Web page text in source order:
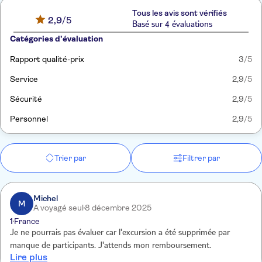
2,9/5
Tous les avis sont vérifiés
Basé sur 4 évaluations
Catégories d'évaluation
Rapport qualité-prix 3/5
Service 2,9/5
Sécurité 2,9/5
Personnel 2,9/5
Trier par Filtrer par
M
Michel
A voyagé seul 8 décembre 2025
1 France
Je ne pourrais pas évaluer car l'excursion a été supprimée par
manque de participants. J'attends mon remboursement.
Lire plus